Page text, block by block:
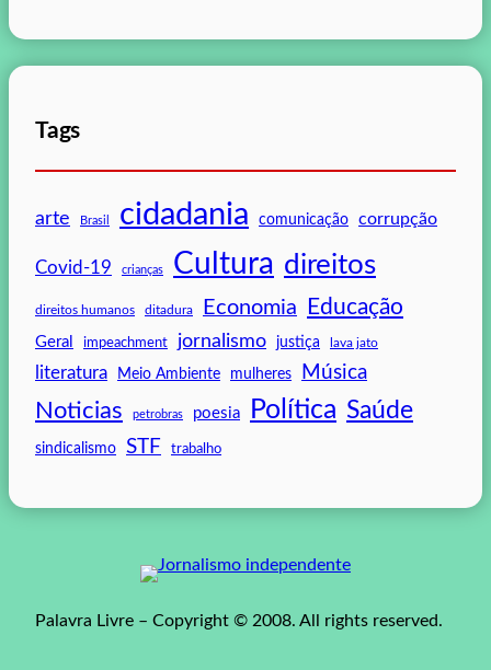
Tags
arte Brasil cidadania comunicação corrupção
Covid-19 crianças Cultura direitos
direitos humanos ditadura Economia Educação
Geral impeachment jornalismo justiça lava jato
literatura Meio Ambiente mulheres Música
Noticias petrobras poesia Política Saúde
sindicalismo STF trabalho
Palavra Livre – Copyright © 2008. All rights reserved.